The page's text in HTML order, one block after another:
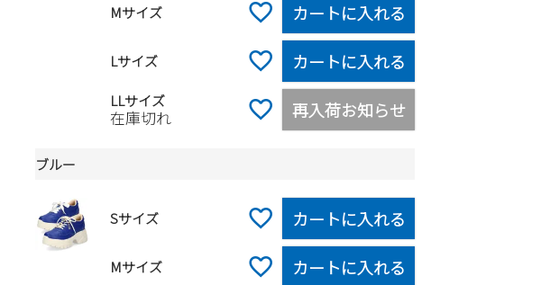
Mサイズ カートに入れる
Lサイズ カートに入れる
LLサイズ
在庫切れ 再入荷お知らせ
ブルー
Sサイズ カートに入れる
Mサイズ カートに入れる